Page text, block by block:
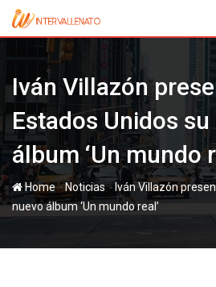
Skip
Iván Villazón
Estados Unidos
álbum ‘Un mundo
Home-Noticias-Iván Villazón
nuevo álbum ‘Un mundo real’